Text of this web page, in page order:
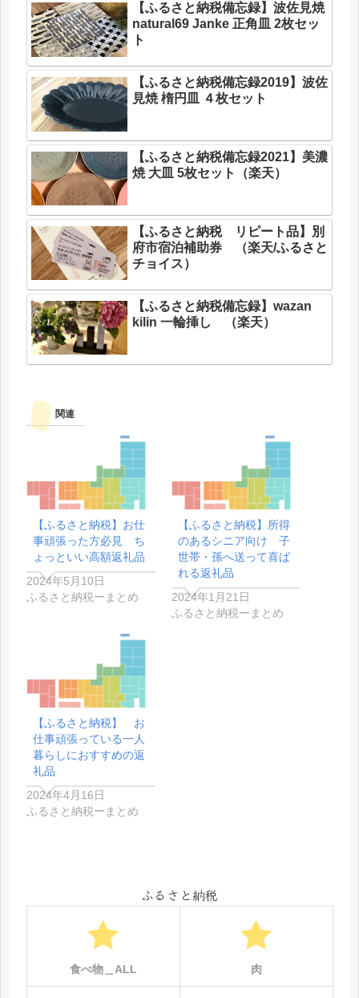
【ふるさと納税備忘録】波佐見焼
natural69 Janke 正角皿 2枚セッ
ト
【ふるさと納税備忘録2019】波佐
見焼 楕円皿 ４枚セット
【ふるさと納税備忘録2021】美濃
焼 大皿 5枚セット（楽天）
【ふるさと納税 リピート品】別
府市宿泊補助券 （楽天/ふるさと
チョイス）
【ふるさと納税備忘録】wazan
kilin 一輪挿し （楽天）
関連
【ふるさと納税】お仕
事頑張った方必見 ち
ょっといい高額返礼品
2024年5月10日
ふるさと納税ーまとめ
【ふるさと納税】所得
のあるシニア向け 子
世帯・孫へ送って喜ば
れる返礼品
2024年1月21日
ふるさと納税ーまとめ
【ふるさと納税】 お
仕事頑張っている一人
暮らしにおすすめの返
礼品
2024年4月16日
ふるさと納税ーまとめ
ふるさと納税
食べ物＿ALL 肉